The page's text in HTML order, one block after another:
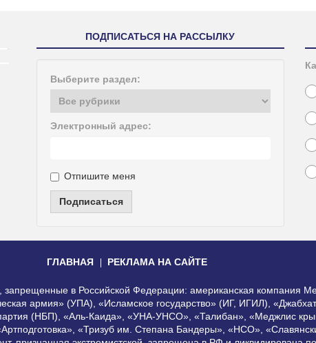
ПОДПИСАТЬСЯ НА РАССЫЛКУ
Выберите раздел:
Электронный адрес:
Отпишите меня
Подписаться
ГЛАВНАЯ РЕКЛАМА НА САЙТЕ
запрещенные в Российской Федерации: американская компания
армия» (УПА), «Исламское государство» (ИГ, ИГИЛ),
(НБП), «Аль-Каида», «УНА-УНСО», «Талибан», «Меджлис
«Тризуб им. Степана Бандеры», «НСО»,